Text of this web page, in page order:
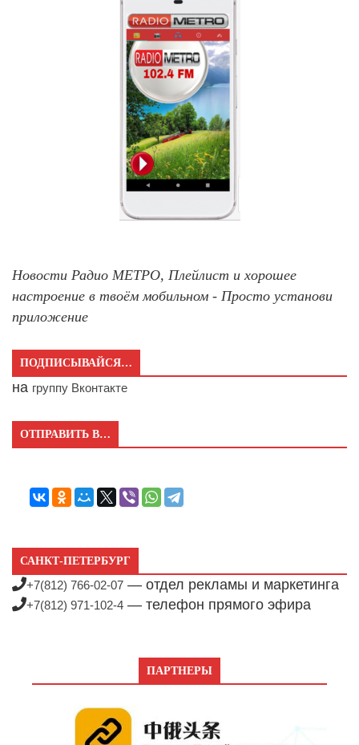
Новости Радио МЕТРО, Плейлист и хорошее
настроение в твоём мобильном - Просто установи
приложение
ПОДПИСЫВАЙСЯ…
на группу Вконтакте
ОТПРАВИТЬ В…
САНКТ-ПЕТЕРБУРГ
+7(812) 766-02-07 — отдел рекламы и маркетинга
+7(812) 971-102-4 — телефон прямого эфира
ПАРТНЕРЫ